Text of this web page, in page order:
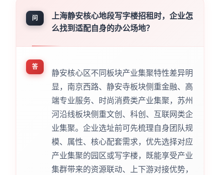
问
上海静安核心地段写字楼招租时，企业怎
么找到适配自身的办公场地？
答
静安核心区不同板块产业集聚特性差异明
显，南京西路、静安寺板块侧重金融、高
端专业服务、时尚消费类产业集聚，苏州
河沿线板块侧重文创、科创、互联网类企
业集聚。企业选址前可先梳理自身团队规
模、属性、核心配套需求，优先选择对应
产业集聚的园区或写字楼，既能享受产业
集群带来的资源联动、上下游对接优势，